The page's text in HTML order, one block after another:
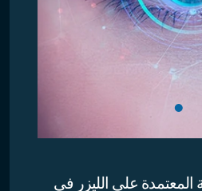
المعتمدة على الليزر في